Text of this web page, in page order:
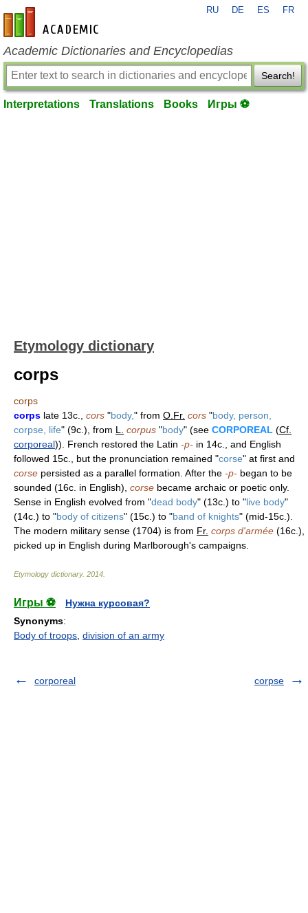
en-academic.com
RU DE ES FR
Academic Dictionaries and Encyclopedias
Search!
Interpretations Translations Books Игры ⚽
Etymology dictionary
corps
corps
corps late 13c., cors "body," from O.Fr. cors "body, person,
corpse, life" (9c.), from L. corpus "body" (see CORPOREAL (Cf.
corporeal)). French restored the Latin -p- in 14c., and English
followed 15c., but the pronunciation remained "corse" at first and
corse persisted as a parallel formation. After the -p- began to be
sounded (16c. in English), corse became archaic or poetic only.
Sense in English evolved from "dead body" (13c.) to "live body"
(14c.) to "body of citizens" (15c.) to "band of knights" (mid-15c.).
The modern military sense (1704) is from Fr. corps d'armée (16c.),
picked up in English during Marlborough's campaigns.
Etymology dictionary. 2014
Игры ⚽
Нужна курсовая?
Synonyms:
Body of troops division of an army
corporeal corpse